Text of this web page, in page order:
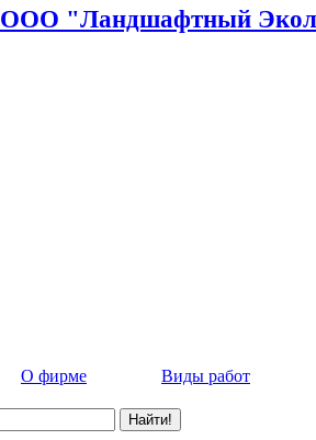
ООО "Ландшафтный
О фирме
Виды работ